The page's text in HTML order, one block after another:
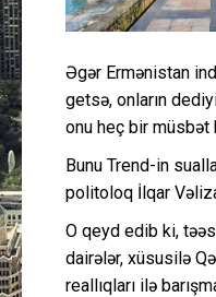
Əgər Ermənistan
getsə, onların
onu heç bir müsbət
Bunu Trend-in
politoloq İlqar
O qeyd edib ki,
dairələr, xüsusilə
reallıqları ilə